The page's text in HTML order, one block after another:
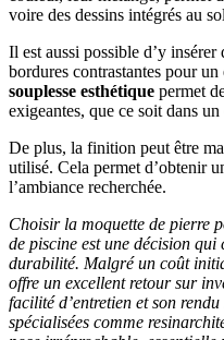
voire des dessins intégrés au
Il est aussi possible d’y insérer
bordures contrastantes pour
souplesse esthétique permet
exigeantes, que ce soit dans
De plus, la finition peut être
utilisé. Cela permet d’obtenir
l’ambiance recherchée.
Choisir la moquette de pierre
de piscine est une décision
durabilité. Malgré un coût
offre un excellent retour sur
facilité d’entretien et son
spécialisées comme